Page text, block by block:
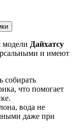
модели Дайхатсу
и имеют
собирать
что помогает
вода не
даже при